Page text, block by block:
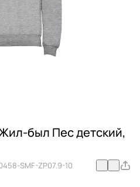
был Пес детский,
SMF-ZP07.9-10